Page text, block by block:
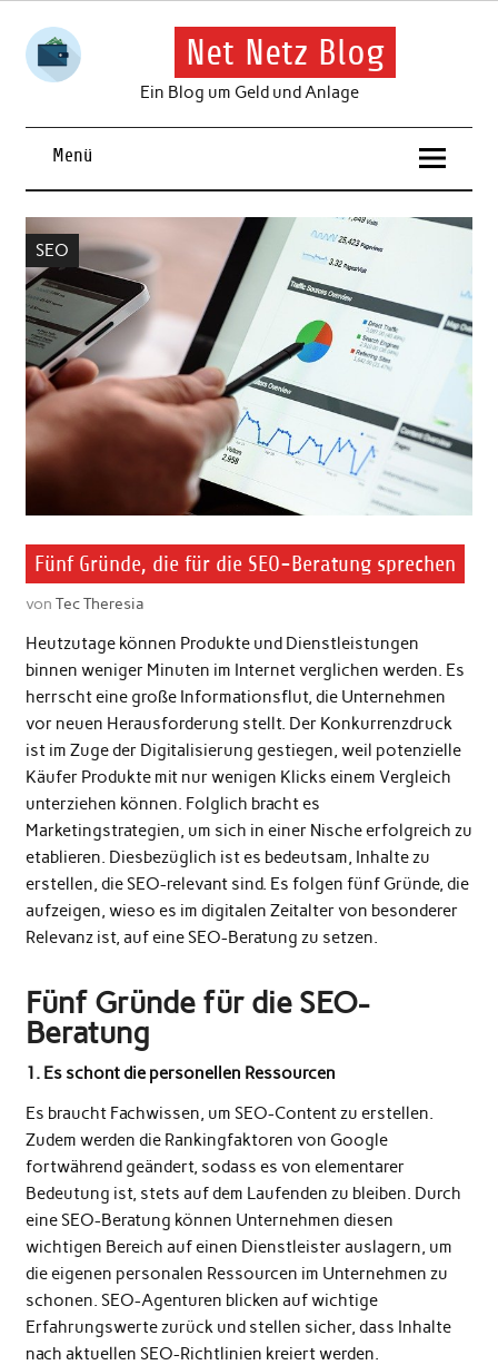
Skip
content
Net Netz Blog
Ein Blog um Geld und Anlage
Menü
SEO
Fünf Gründe, die für die SEO-Beratung sprechen
von Tec Theresia
Heutzutage können Produkte und Dienstleistungen
binnen weniger Minuten im Internet verglichen werden. Es
herrscht eine große Informationsflut, die Unternehmen
vor neuen Herausforderung stellt. Der Konkurrenzdruck
ist im Zuge der Digitalisierung gestiegen, weil potenzielle
Käufer Produkte mit nur wenigen Klicks einem Vergleich
unterziehen können. Folglich bracht es
Marketingstrategien, um sich in einer Nische erfolgreich zu
etablieren. Diesbezüglich ist es bedeutsam, Inhalte zu
erstellen, die SEO-relevant sind. Es folgen fünf Gründe, die
aufzeigen, wieso es im digitalen Zeitalter von besonderer
Relevanz ist, auf eine SEO-Beratung zu setzen.
Fünf Gründe für die SEO-
Beratung
1. Es schont die personellen Ressourcen
Es braucht Fachwissen, um SEO-Content zu erstellen.
Zudem werden die Rankingfaktoren von Google
fortwährend geändert, sodass es von elementarer
Bedeutung ist, stets auf dem Laufenden zu bleiben. Durch
eine SEO-Beratung können Unternehmen diesen
wichtigen Bereich auf einen Dienstleister auslagern, um
die eigenen personalen Ressourcen im Unternehmen zu
schonen. SEO-Agenturen blicken auf wichtige
Erfahrungswerte zurück und stellen sicher, dass Inhalte
nach aktuellen SEO-Richtlinien kreiert werden.